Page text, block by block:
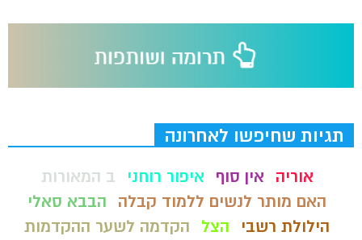
תגיות שחיפשו לאחרונה
אוריה אין סוף איפור רוחני
ב המאורות
האם מותר לנשים ללמוד קבלה
הבבא סאלי
הילולת רשבי
הצל
הקדמה לשער ההקדמות